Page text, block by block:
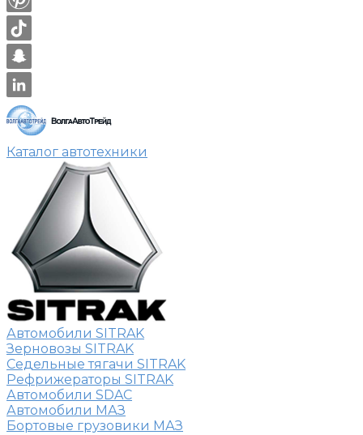
Каталог автотехники
Автомобили SITRAK
Зерновозы SITRAK
Седельные тягачи SITRAK
Рефрижераторы SITRAK
Автомобили SDAC
Автомобили МАЗ
Бортовые грузовики МАЗ